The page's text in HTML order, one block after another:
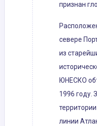
признан
севере
из
ЮНЕСКО
1996 году.
линии